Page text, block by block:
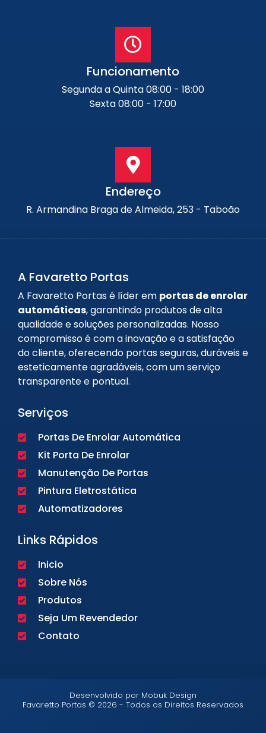
Enrolar em Nova Friburgo –
RJ
Funcionamento
Segunda a Quinta 08:00 - 18:00
Sexta 08:00 - 17:00
Endereço
R. Armandina Braga de Almeida, 253 - Taboão
A Favaretto Portas
A Favaretto Portas é líder em portas de enrolar
automáticas, garantindo produtos de alta
qualidade e soluções personalizadas. Nosso
compromisso é com a inovação e a satisfação
do cliente, oferecendo portas seguras, duráveis e
esteticamente agradáveis, com um serviço
transparente e pontual.
Serviços
Portas De Enrolar Automática
Kit Porta De Enrolar
Manutenção De Portas
Pintura Eletrostática
Automatizadores
Links Rápidos
Inicio
Sobre Nós
Produtos
Seja Um Revendedor
Contato
Desenvolvido por Mobuk Design
Favaretto Portas © 2026 - Todos os Direitos Reservados